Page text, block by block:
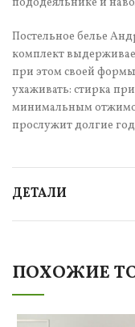
пододеяльнике и
Постельное белье
комплект
при этом своей
ухаживать: стирка
минимальным
прослужит долгие
ДЕТАЛИ
ПОХОЖИЕ